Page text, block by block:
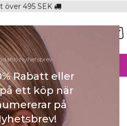
Nyhetsbrev
Rabatt eller
ett köp när
på
SMYCKENDAHLS,
25%